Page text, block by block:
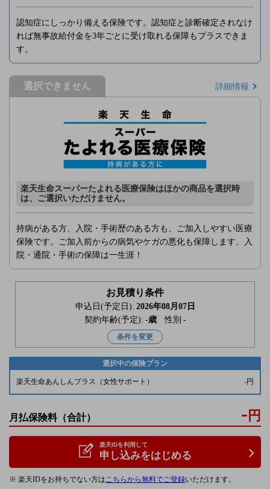
認知症にしっかり備える保険です。認知症と診断確定されなけ
れば無事故給付金を3年ごとに受け取れる保障もプラスできま
す。
選択できません 詳細情報
楽天生命スーパーたよれる医療保険はほかの商品を選択時
は、ご選択いただけません。
持病がある方、入院・手術歴のある方も、ご加入しやすい医療
保険です。ご加入前からの病気やケガの悪化も保障します。入
院・通院・手術の保障は一生涯！
お見積り条件
申込日(予定日): 2026年08月07日
契約年齢(予定): -歳 性別 -
条件を変更
選択中の保険プラン
楽天生命あんしんプラス（女性サポート） -円
月払保険料（合計） - 円
楽天IDを利用して
申し込みをはじめる
※ 楽天IDをお持ちでない方はこちらから無料でご登録いただけます。